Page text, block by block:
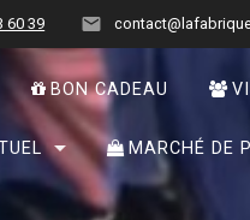
60 39
BON CADEAU
MARCHÉ DE